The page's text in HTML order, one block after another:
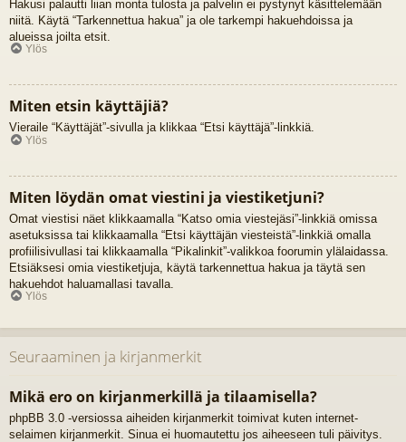
Hakusi palautti liian monta tulosta ja palvelin ei pystynyt käsittelemään
niitä. Käytä “Tarkennettua hakua” ja ole tarkempi hakuehdoissa ja
alueissa joilta etsit.
Ylös
Miten etsin käyttäjiä?
Vieraile “Käyttäjät”-sivulla ja klikkaa “Etsi käyttäjä”-linkkiä.
Ylös
Miten löydän omat viestini ja viestiketjuni?
Omat viestisi näet klikkaamalla “Katso omia viestejäsi”-linkkiä omissa
asetuksissa tai klikkaamalla “Etsi käyttäjän viesteistä”-linkkiä omalla
profiilisivullasi tai klikkaamalla “Pikalinkit”-valikkoa foorumin ylälaidassa.
Etsiäksesi omia viestiketjuja, käytä tarkennettua hakua ja täytä sen
hakuehdot haluamallasi tavalla.
Ylös
Seuraaminen ja kirjanmerkit
Mikä ero on kirjanmerkillä ja tilaamisella?
phpBB 3.0 -versiossa aiheiden kirjanmerkit toimivat kuten internet-
selaimen kirjanmerkit. Sinua ei huomautettu jos aiheeseen tuli päivitys.